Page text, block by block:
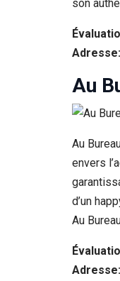
son
Au
Au
envers
d’un
Au